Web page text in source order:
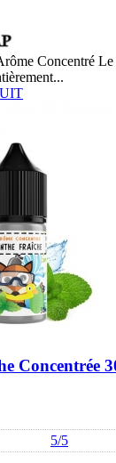
Concentré Le
Concentrée
5/5